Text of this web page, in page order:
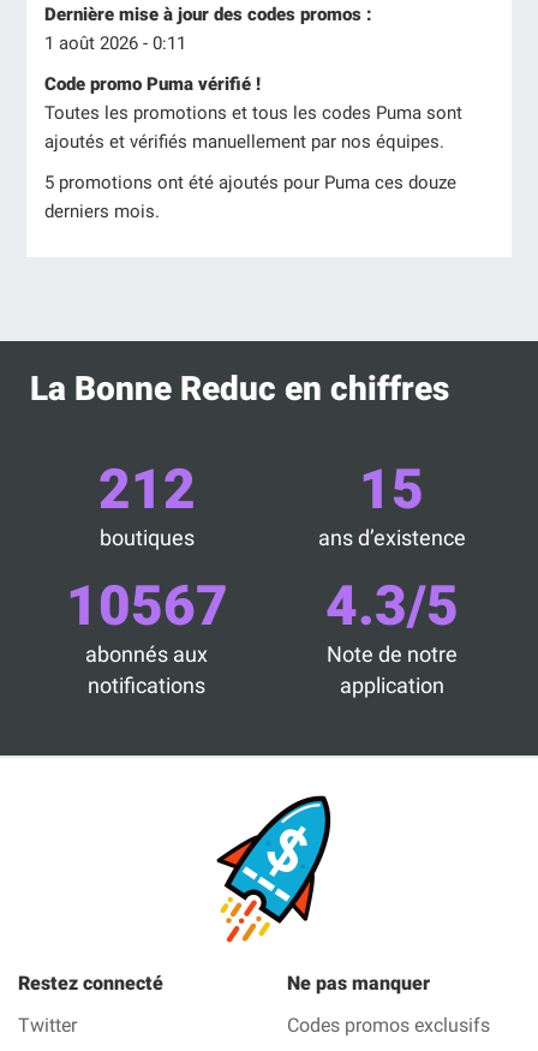
Dernière mise à jour des codes promos :
1 août 2026 - 0:11
Code promo Puma vérifié !
Toutes les promotions et tous les codes Puma sont
ajoutés et vérifiés manuellement par nos équipes.
5 promotions ont été ajoutés pour Puma ces douze
derniers mois.
La Bonne Reduc en chiffres
212
boutiques
15
ans d’existence
10567
abonnés aux
notifications
4.3/5
Note de notre
application
Restez connecté
Twitter
Ne pas manquer
Codes promos exclusifs